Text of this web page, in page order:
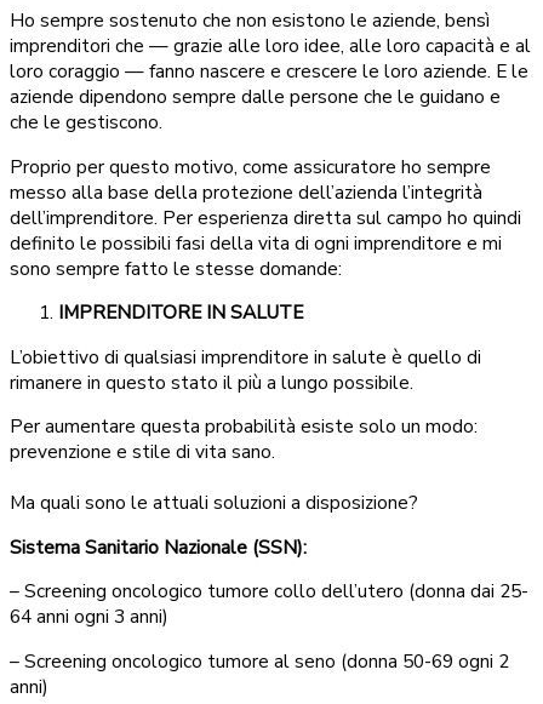
Ho sempre sostenuto che non esistono le aziende, bensì
imprenditori che — grazie alle loro idee, alle loro capacità e al
loro coraggio — fanno nascere e crescere le loro aziende. E le
aziende dipendono sempre dalle persone che le guidano e
che le gestiscono.
Proprio per questo motivo, come assicuratore ho sempre
messo alla base della protezione dell’azienda l’integrità
dell’imprenditore. Per esperienza diretta sul campo ho quindi
definito le possibili fasi della vita di ogni imprenditore e mi
sono sempre fatto le stesse domande:
IMPRENDITORE IN SALUTE
L’obiettivo di qualsiasi imprenditore in salute è quello di
rimanere in questo stato il più a lungo possibile.
Per aumentare questa probabilità esiste solo un modo:
prevenzione e stile di vita sano.
Ma quali sono le attuali soluzioni a disposizione?
Sistema Sanitario Nazionale (SSN):
– Screening oncologico tumore collo dell’utero (donna dai 25-
64 anni ogni 3 anni)
– Screening oncologico tumore al seno (donna 50-69 ogni 2
anni)